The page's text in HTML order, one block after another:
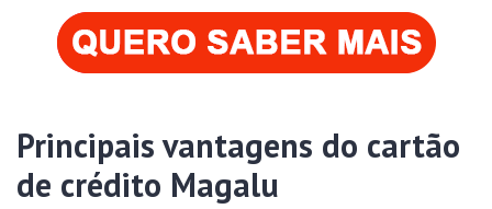
Principais vantagens do cartão
de crédito Magalu